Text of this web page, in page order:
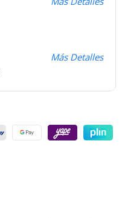
Más Detalles